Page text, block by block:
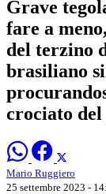
Grave
fare a
del terzino
brasiliano
crociato del
Mario Ruggiero
25 settembre 2023 -